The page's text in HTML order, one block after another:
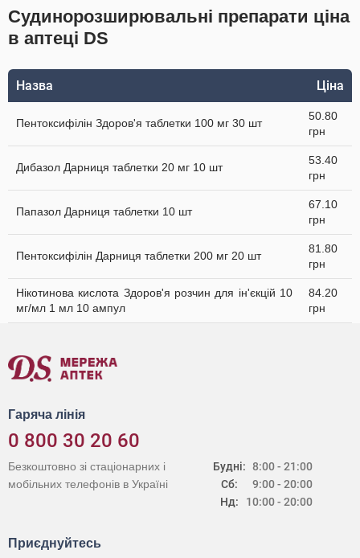
Судинорозширювальні препарати ціна
в аптеці DS
Назва Ціна
Пентоксифілін Здоров'я таблетки 100 мг 30 шт
50.80
грн
Дибазол Дарниця таблетки 20 мг 10 шт
53.40
грн
Папазол Дарниця таблетки 10 шт
67.10
грн
Пентоксифілін Дарниця таблетки 200 мг 20 шт
81.80
грн
Нікотинова кислота Здоров'я розчин для ін'єкцій 10
мг/мл 1 мл 10 ампул
84.20
грн
Гаряча лінія
0 800 30 20 60
Будні:
Сб:
Нд:
8:00 - 21:00
9:00 - 20:00
10:00 - 20:00
Безкоштовно зі стаціонарних і
мобільних телефонів в Україні
Приєднуйтесь